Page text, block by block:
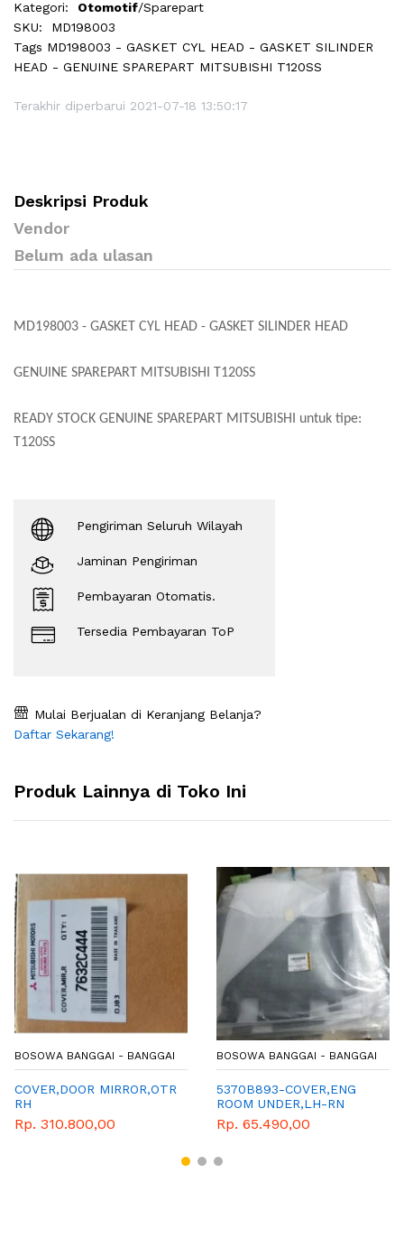
Kategori:
Otomotif/Sparepart
SKU:
MD198003
Tags MD198003 - GASKET CYL HEAD - GASKET SILINDER
HEAD - GENUINE SPAREPART MITSUBISHI T120SS
Terakhir diperbarui 2021-07-18 13:50:17
Deskripsi Produk
Vendor
Belum ada ulasan
MD198003 - GASKET CYL HEAD - GASKET SILINDER HEAD
GENUINE SPAREPART MITSUBISHI T120SS
READY STOCK GENUINE SPAREPART MITSUBISHI untuk tipe:
T120SS
Pengiriman Seluruh Wilayah
Jaminan Pengiriman
Pembayaran Otomatis.
Tersedia Pembayaran ToP
Mulai Berjualan di Keranjang Belanja?
Daftar Sekarang!
Produk Lainnya di Toko Ini
BOSOWA BANGGAI - BANGGAI
COVER,DOOR MIRROR,OTR
RH
Rp. 310.800,00
BOSOWA BANGGAI - BANGGAI
5370B893-COVER,ENG
ROOM UNDER,LH-RN
Rp. 65.490,00